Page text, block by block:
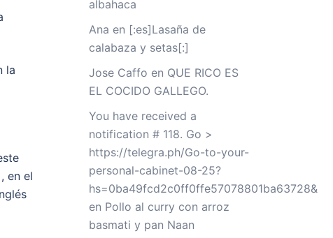
la
en el
albahaca
Ana en [:es]Lasaña de
calabaza y setas[:]
Jose Caffo en QUE RICO ES
EL COCIDO GALLEGO.
You have received a
notification # 118. Go >
https://telegra.ph/Go-to-your-
personal-cabinet-08-25?
hs=0ba49fcd2c0ff0ffe57078801ba63728&
en Pollo al curry con arroz
basmati y pan Naan